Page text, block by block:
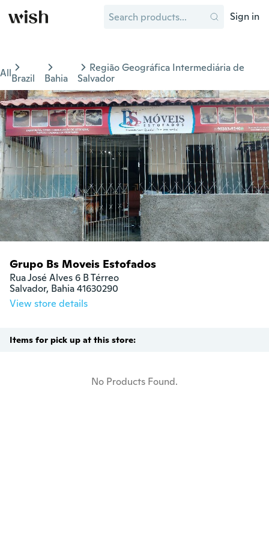
Sign in
AllBrazil Bahia
Região Geográfica Intermediária de
Salvador
Grupo Bs Moveis Estofados
Rua José Alves 6 B Térreo
Salvador, Bahia 41630290
View store details
Items for pick up at this store:
No Products Found.